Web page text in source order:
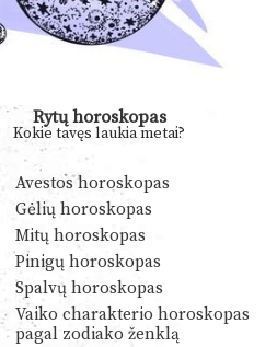
Rytų horoskopas
Kokie tavęs laukia metai?
Avestos horoskopas
Gėlių horoskopas
Mitų horoskopas
Pinigų horoskopas
Spalvų horoskopas
Vaiko charakterio horoskopas
pagal zodiako ženklą